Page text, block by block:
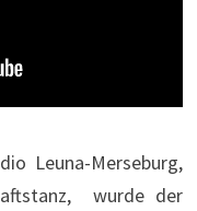
Leuna-Merseburg,
wurde der